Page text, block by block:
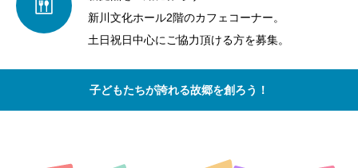
新川文化ホール2階のカフェコーナー。
土日祝日中心にご協力頂ける方を募集。
子どもたちが誇れる故郷を創ろう！